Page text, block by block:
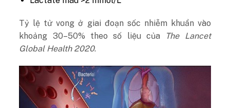
Tỷ lệ tử vong ở giai đoạn sốc nhiễm khuẩn vào
khoảng 30–50% theo số liệu của
The Lancet
Global Health 2020.